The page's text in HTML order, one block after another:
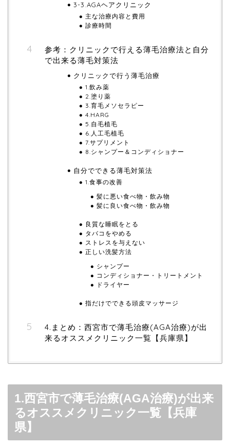
3-3.AGAヘアクリニック
主な治療内容と費用
診療時間
参考：クリニックで行える薄毛治療法と自分
で出来る薄毛対策法
クリニックで行う薄毛治療
1.飲み薬
2.塗り薬
3.育毛メソセラピー
4.HARG
5.自毛植毛
6.人工毛植毛
7.サプリメント
8.シャンプー＆コンディショナー
自分でできる薄毛対策法
1.食事の改善
髪に悪い食べ物・飲み物
髪に良い食べ物・飲み物
良質な睡眠をとる
タバコをやめる
ストレスを与えない
正しい洗髪方法
シャンプー
コンディショナー・トリートメント
ドライヤー
指だけでできる頭皮マッサージ
4.まとめ：西宮市で薄毛治療(AGA治療)が出
来るオススメクリニック一覧【兵庫県】
1.西宮市で薄毛治療(AGA治療)が出来
るオススメクリニック一覧【兵庫
県】